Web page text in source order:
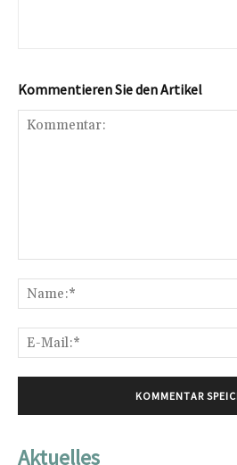
Kommentieren Sie den Artikel
Aktuelles